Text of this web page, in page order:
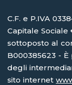
C.F. e P.IVA
Capitale Sociale
sottoposto al
B000385623 -
degli
sito internet